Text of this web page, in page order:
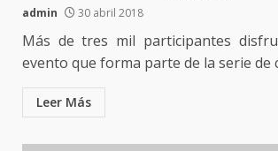
admin 30 abril 2018
Más de tres mil participantes
evento que forma parte de la serie de
Leer Más